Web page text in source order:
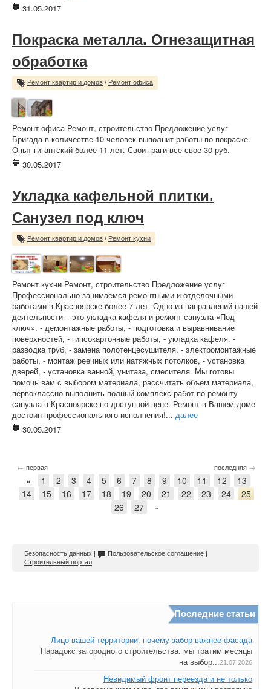
31.05.2017
Покраска металла. Огнезащитная
обработка
Ремонт квартир и домов / Ремонт офиса
Ремонт офиса Ремонт, строительство Предложение услуг
Бригада в количестве 10 человек выполнит работы по покраске.
Опыт гигантский более 11 лет. Свои граги все свое 30 руб.
30.05.2017
Укладка кафельной плитки.
Санузел под ключ
Ремонт квартир и домов / Ремонт кухни
Ремонт кухни Ремонт, строительство Предложение услуг
Профессионально занимаемся ремонтными и отделочными
работами в Красноярске более 7 лет. Одно из направлений нашей
деятельности – это укладка кафеля и ремонт санузла «Под
ключ». - демонтажные работы, - подготовка и выравнивание
поверхностей, - гипсокартонные работы, - укладка кафеля, -
разводка труб, - замена полотенцесушителя, - электромонтажные
работы, - монтаж реечных или натяжных потолков, - установка
дверей, - установка ванной, унитаза, смесителя. Мы готовы
помочь вам с выбором материала, рассчитать объем материала,
первоклассно выполнить полный комплекс работ по ремонту
санузла в Красноярске по доступной цене. Ремонт в Вашем доме
достоин профессионального исполнения!... далее
30.05.2017
← первая последняя →
« 1 2 3 4 5 6 7 8 9 10 11 12
13
14
15 16 17 18 19 20 21 22 23 24
25
26
27 »
Безопасность данных | Пользовательское соглашение |
Строительный портал
Последние статьи
Лицо вашей территории: почему забор важнее фасада
Парадокс загородного строительства: мы тратим месяцы
на выбор...21.07.2026
Невидимый фронт переезда и не только